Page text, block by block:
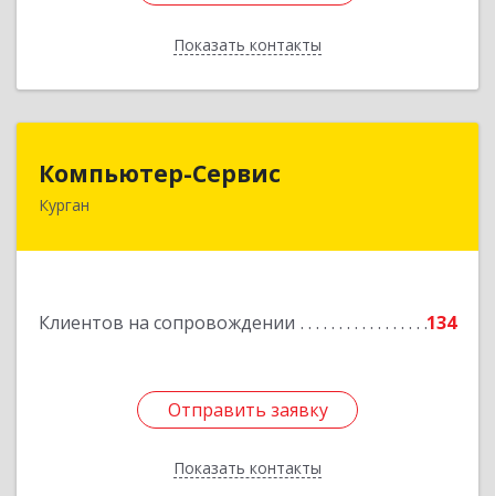
Показать контакты
Назад
Компьютер-Сервис
Курган
Клиентов на сопровождении 134
Отправить заявку
Показать контакты
Отправить заявку
Назад